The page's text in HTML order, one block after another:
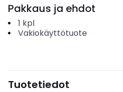
Pakkaus ja ehdot
1 kpl
Vakiokäyttötuote
Tuotetiedot